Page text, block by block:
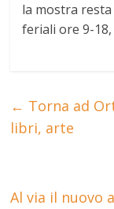
la mostra
feriali ore 9-
← Torna ad
libri, arte
Al via il nuovo